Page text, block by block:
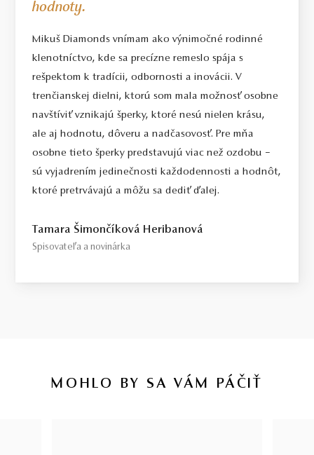
hodnoty.
Mikuš Diamonds vnímam ako výnimočné rodinné
klenotníctvo, kde sa precízne remeslo spája s
rešpektom k tradícii, odbornosti a inovácii. V
trenčianskej dielni, ktorú som mala možnosť osobne
navštíviť vznikajú šperky, ktoré nesú nielen krásu,
ale aj hodnotu, dôveru a nadčasovosť. Pre mňa
osobne tieto šperky predstavujú viac než ozdobu –
sú vyjadrením jedinečnosti každodennosti a hodnôt,
ktoré pretrvávajú a môžu sa dediť ďalej.
Tamara Šimončíková Heribanová
Spisovateľa a novinárka
MOHLO BY SA VÁM PÁČIŤ